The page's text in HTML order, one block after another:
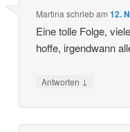
Martina schriebam12.
Eine tolle Folge,
hoffe, irgendwann
Antworten ↓